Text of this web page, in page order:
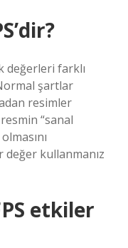
değerleri farklı
şartlar
resimler
“sanal
değer kullanmanız
etkiler